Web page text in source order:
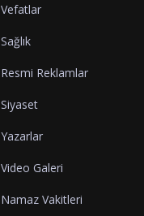
Vefatlar
Sağlık
Resmi Reklamlar
Siyaset
Yazarlar
Video Galeri
Namaz Vakitleri